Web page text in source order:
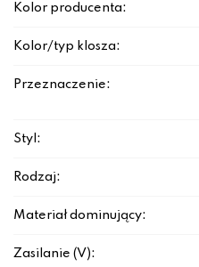
Kolor producenta:
Kolor/typ klosza:
Przeznaczenie:
Styl:
Rodzaj:
Materiał dominujący:
Zasilanie (V):